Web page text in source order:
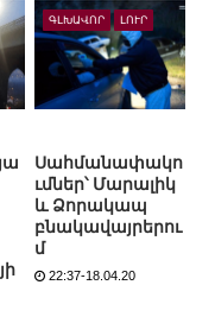
ԳԼԽԱՎՈՐ ԼՈՒՐ
Սահմանափակո
ւմներ՝ Մարալիկ
և Ձորակապ
բնակավայրերու
մ
22:37-18.04.20